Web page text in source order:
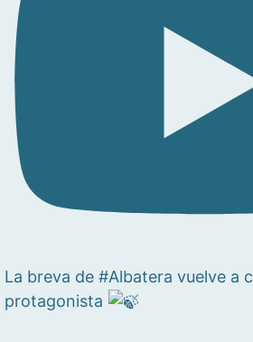
La breva de #Albatera vuelve a
protagonista